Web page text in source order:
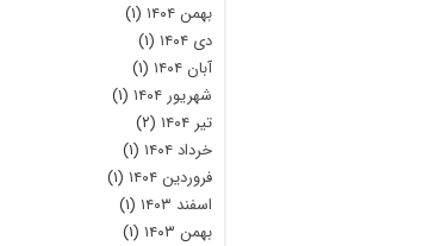
بهمن ۱۴۰۴
(۱)
دی ۱۴۰۴
(۱)
آبان ۱۴۰۴
(۱)
شهریور ۱۴۰۴
(۱)
تیر ۱۴۰۴
(۲)
خرداد ۱۴۰۴
(۱)
فروردین ۱۴۰۴
(۱)
اسفند ۱۴۰۳
(۱)
بهمن ۱۴۰۳
(۱)